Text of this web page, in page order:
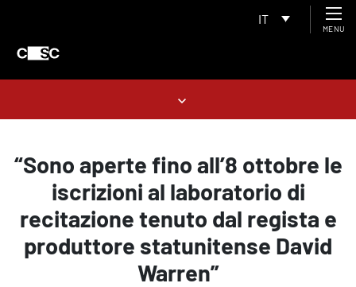
IT
MENU
“Sono aperte fino all’8 ottobre le
iscrizioni al laboratorio di
recitazione tenuto dal regista e
produttore statunitense David
Warren”